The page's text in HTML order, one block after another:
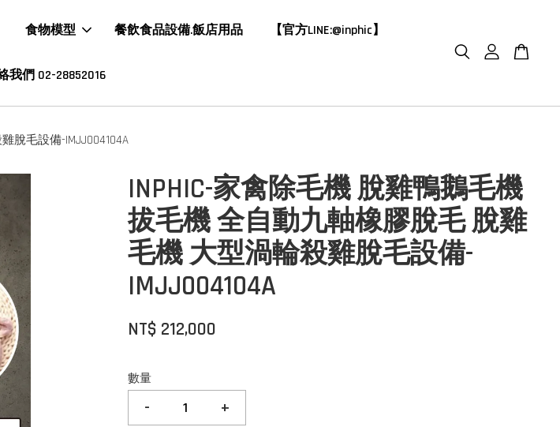
食物模型 餐飲食品設備.飯店用品 【官方LINE:@inphic】
我們 02-28852016
脫毛設備-IMJJ004104A
INPHIC-家禽除毛機 脫雞鴨鵝毛機
拔毛機 全自動九軸橡膠脫毛 脫雞
毛機 大型渦輪殺雞脫毛設備-
IMJJ004104A
NT$ 212,000
數量
- +